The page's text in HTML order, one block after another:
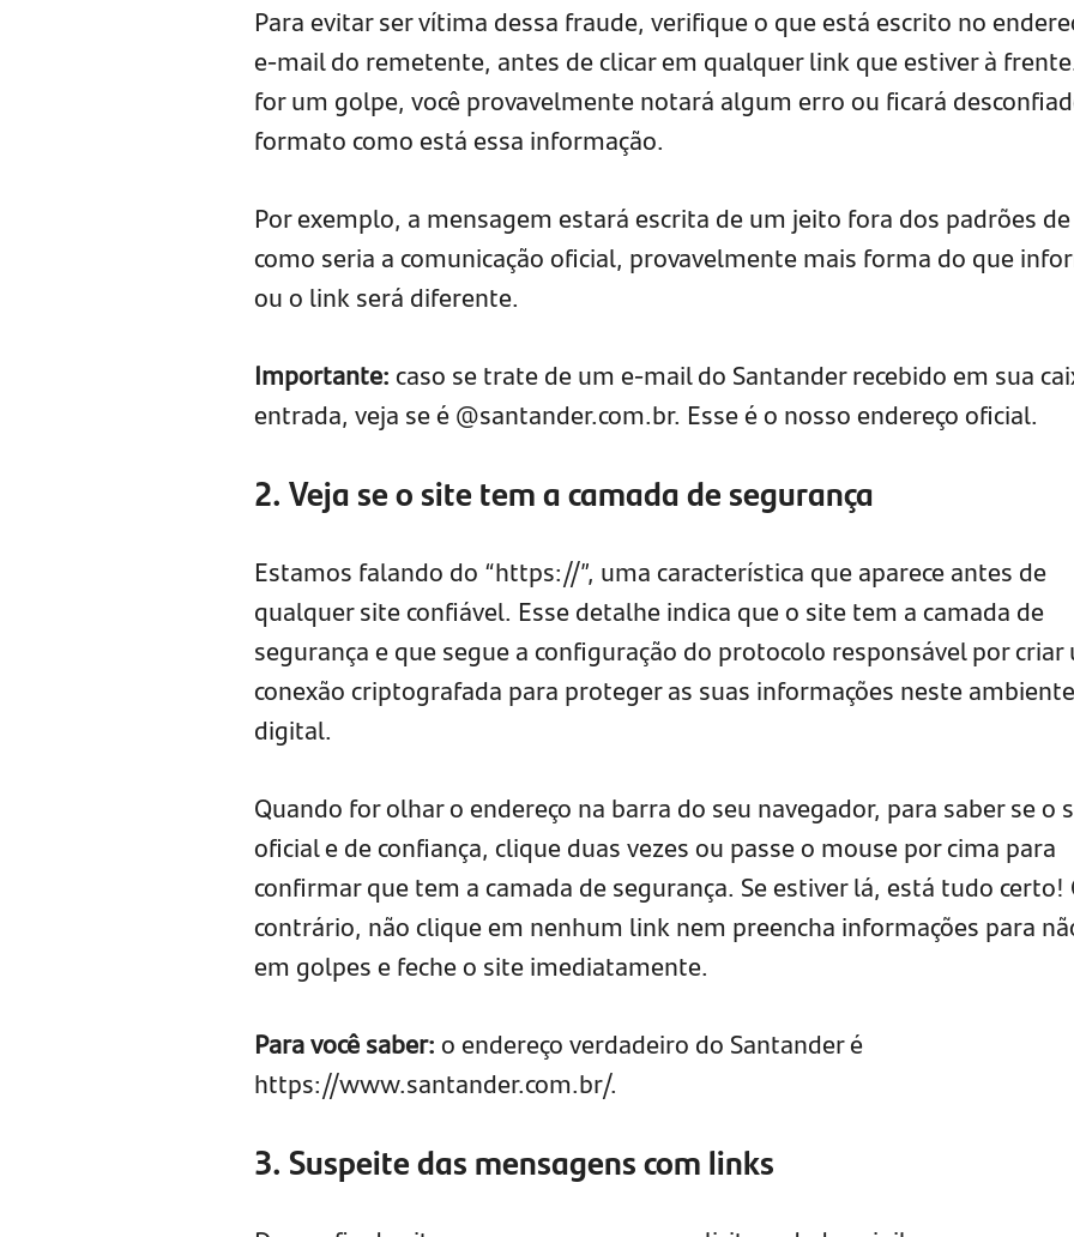
Para evitar ser vítima dessa fraude, verifique o que está escrito no
e-mail do remetente, antes de clicar em qualquer link que estiver à
for um golpe, você provavelmente notará algum erro ou ficará
formato como está essa informação.
Por exemplo, a mensagem estará escrita de um jeito fora dos padrões de
como seria a comunicação oficial, provavelmente mais forma do que
ou o link será diferente.
Importante:caso se trate de um e-mail do Santander recebido em sua
entrada, veja se é @santander.com.br. Esse é o nosso endereço oficial.
2. Veja se o site tem a camada de segurança
Estamos falando do “https://”, uma característica que aparece antes de
qualquer site confiável. Esse detalhe indica que o site tem a camada de
segurança e que segue a configuração do protocolo responsável por criar
conexão criptografada para proteger as suas informações neste ambiente
digital.
Quando for olhar o endereço na barra do seu navegador, para saber se o
oficial e de confiança, clique duas vezes ou passe o mouse por cima para
confirmar que tem a camada de segurança. Se estiver lá, está tudo certo!
contrário, não clique em nenhum link nem preencha informações para
em golpes e feche o site imediatamente.
Para você saber:o endereço verdadeiro do Santander é
https://www.santander.com.br/.
3. Suspeite das mensagens com links